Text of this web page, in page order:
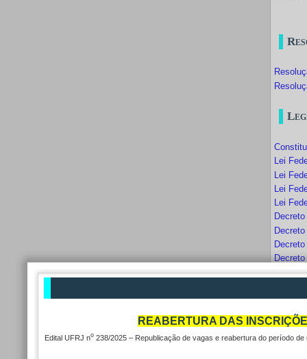
Lei
Lei
Lei
Lei
Decreto
Decreto
2.
REABERTURA DAS
Edital UFRJ no 238/2025 – Republicação de vagas e reabertura do período